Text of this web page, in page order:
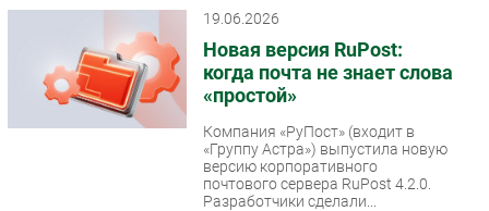
19.06.2026
Новая версия RuPost:
когда почта не знает слова
«простой»
Компания «РуПост» (входит в
«Группу Астра») выпустила новую
версию корпоративного
почтового сервера RuPost 4.2.0.
Разработчики сделали...